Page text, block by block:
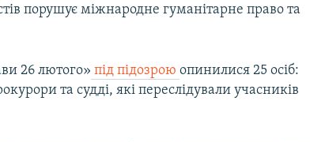
порушує міжнародне гуманітарне право та
26 лютого» під підозроюопинилися 25 осіб:
та судді, які переслідували учасників